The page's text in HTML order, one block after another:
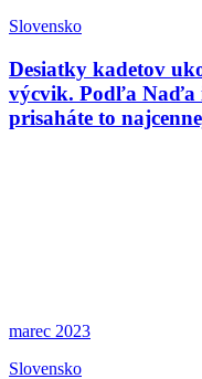
Slovensko
Desiatky kadetov
výcvik. Podľa Naďa
prisaháte to
marec 2023
Slovensko